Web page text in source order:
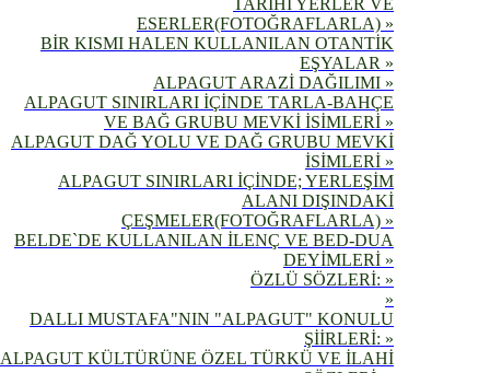
TARİHİ YERLER VE
ESERLER(FOTOĞRAFLARLA) »
BİR KISMI HALEN KULLANILAN OTANTİK
EŞYALAR »
ALPAGUT ARAZİ DAĞILIMI »
ALPAGUT SINIRLARI İÇİNDE TARLA-BAHÇE
VE BAĞ GRUBU MEVKİ İSİMLERİ »
ALPAGUT DAĞ YOLU VE DAĞ GRUBU MEVKİ
İSİMLERİ »
ALPAGUT SINIRLARI İÇİNDE; YERLEŞİM
ALANI DIŞINDAKİ
ÇEŞMELER(FOTOĞRAFLARLA) »
BELDE`DE KULLANILAN İLENÇ VE BED-DUA
DEYİMLERİ »
ÖZLÜ SÖZLERİ: »
»
DALLI MUSTAFA"NIN "ALPAGUT" KONULU
ŞİİRLERİ: »
ALPAGUT KÜLTÜRÜNE ÖZEL TÜRKÜ VE İLAHİ